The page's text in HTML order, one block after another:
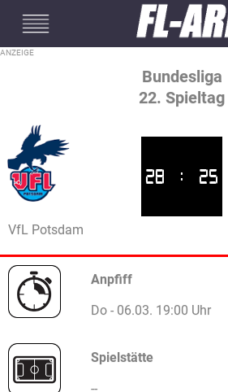
Bundesliga
22. Spieltag
VfL Potsdam
28 : 25
Anpfiff
Do - 06.03. 19:00 Uhr
Spielstätte
--